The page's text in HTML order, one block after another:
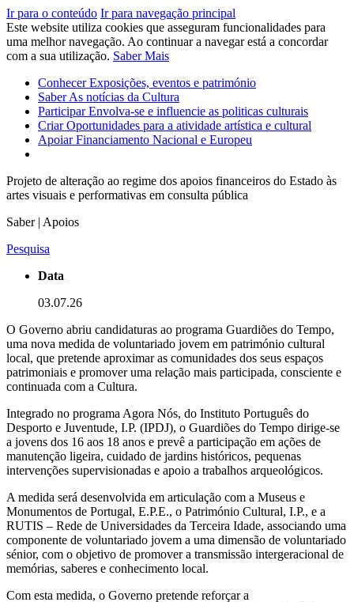
Ir para o conteúdo Ir para navegação principal
Este website utiliza cookies que asseguram funcionalidades para
uma melhor navegação. Ao continuar a navegar está a concordar
com a sua utilização. Saber Mais
ConhecerExposições, eventos e património
SaberAs notícias da Cultura
ParticiparEnvolva-se e influencie as politicas culturais
CriarOportunidades para a atividade artística e cultural
ApoiarFinanciamento Nacional e Europeu
Projeto de alteração ao regime dos apoios financeiros do Estado às
artes visuais e performativas em consulta pública
Saber | Apoios
Pesquisa
Data
03.07.26
O Governo abriu candidaturas ao programa Guardiões do Tempo,
uma nova medida de voluntariado jovem em património cultural
local, que pretende aproximar as comunidades dos seus espaços
patrimoniais e promover uma relação mais participada, consciente e
continuada com a Cultura.
Integrado no programa Agora Nós, do Instituto Português do
Desporto e Juventude, I.P. (IPDJ), o Guardiões do Tempo dirige-se
a jovens dos 16 aos 18 anos e prevê a participação em ações de
manutenção ligeira, cuidado de jardins históricos, pequenas
intervenções supervisionadas e apoio a trabalhos arqueológicos.
A medida será desenvolvida em articulação com a Museus e
Monumentos de Portugal, E.P.E., o Património Cultural, I.P., e a
RUTIS – Rede de Universidades da Terceira Idade, associando uma
componente de voluntariado jovem a uma dimensão de voluntariado
sénior, com o objetivo de promover a transmissão intergeracional de
memórias, saberes e conhecimento local.
Com esta medida, o Governo pretende reforçar a